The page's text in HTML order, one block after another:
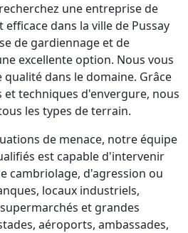
une entreprise de
dans la ville de Pussay
de gardiennage et de
excellente option. Nous vous
dans le domaine. Grâce
et techniques d'envergure, nous
les types de terrain.
de menace, notre équipe
est capable d'intervenir
cambriolage, d'agression ou
locaux industriels,
et grandes
aéroports, ambassades,